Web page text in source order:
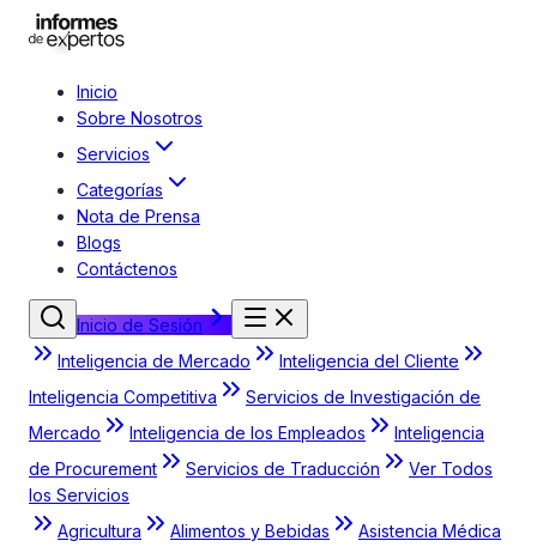
Inicio
Sobre Nosotros
Servicios
Categorías
Nota de Prensa
Blogs
Contáctenos
Inicio de Sesión
Inteligencia de Mercado
Inteligencia del Cliente
Inteligencia Competitiva
Servicios de Investigación de
Mercado
Inteligencia de los Empleados
Inteligencia
de Procurement
Servicios de Traducción
Ver Todos
los Servicios
Agricultura
Alimentos y Bebidas
Asistencia Médica